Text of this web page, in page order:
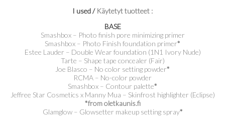
I used / Käytetyt tuotteet :
BASE
Smashbox – Photo finish pore minimizing primer
Smashbox – Photo Finish foundation primer*
Estee Lauder – Double Wear foundation (1N1 Ivory Nude)
Tarte – Shape tape concealer (Fair)
Joe Blasco – No color setting powder*
RCMA – No-color powder
Smashbox – Contour palette*
Jeffree Star Cosmetics x Manny Mua – Skinfrost highlighter (Eclipse)
*from oletkaunis.fi
Glamglow – Glowsetter makeup setting spray*